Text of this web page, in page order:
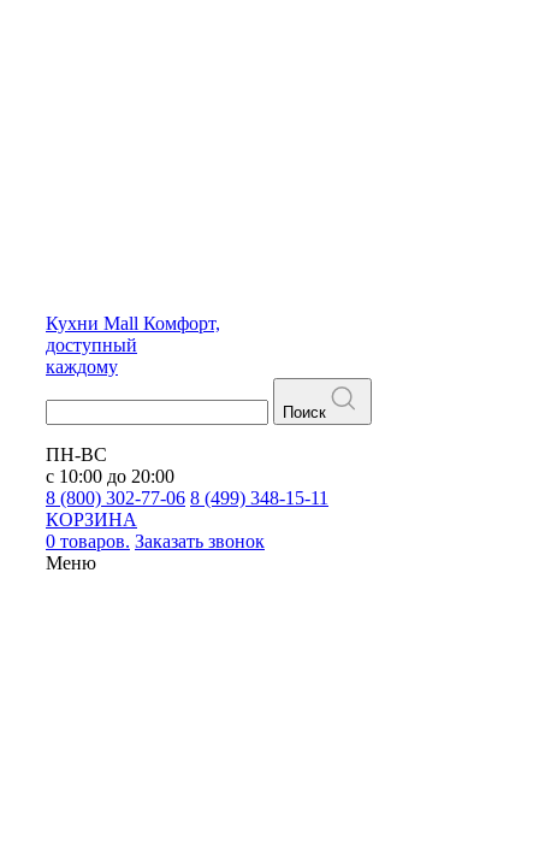
Кухни Mall Комфорт,
доступный
каждому
Поиск
ПН-ВС
с 10:00 до 20:00
8 (800) 302-77-06 8 (499) 348-15-11
КОРЗИНА
0 товаров. Заказать звонок
Меню